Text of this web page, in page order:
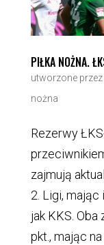
PIŁKA NOŻNA.
utworzone przez
nożna
Rezerwy
zajmują
2. Ligi,
jak KKS. Oba
pkt., mając